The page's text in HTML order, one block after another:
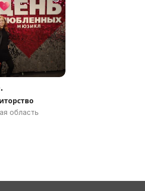
область